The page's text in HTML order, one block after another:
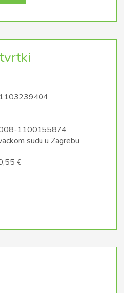
1100155874
sudu u Zagrebu
€